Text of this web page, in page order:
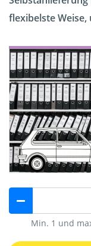
flexibelste
Min. 1 und